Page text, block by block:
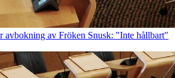
avbokning av Fröken Snusk: "Inte hållbart"